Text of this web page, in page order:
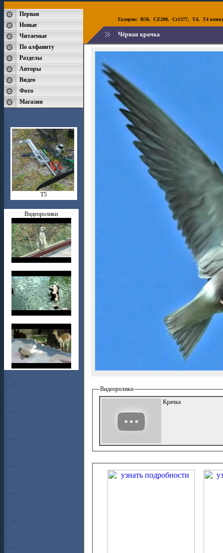
Первая
Новые
Читаемые
По алфавиту
Разделы
Авторы
Видео
Фото
Магазин
Т5
Видеоролики
Галереи: B50, CZ200, Cr1377, T4, T4
Чёрная крачка
Видеоролики
Крачка